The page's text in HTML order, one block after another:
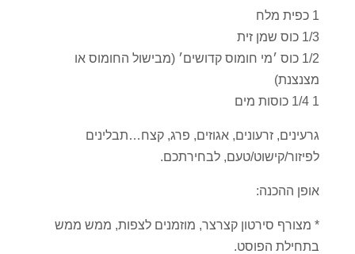
1 כפית מלח
1/3 כוס שמן זית
1/2 כוס ׳מי חומוס קדושים׳ (מבישול החומוס או
מצנצנת)
1 1/4 כוסות מים
גרעינים, זרעונים, אגוזים, פרג, קצח…תבלינים
לפיזור/קישוט/טעם, לבחירתכם.
אופן ההכנה:
* מצורף סירטון קצרצר, מוזמנים לצפות, ממש ממש
בתחילת הפוסט.